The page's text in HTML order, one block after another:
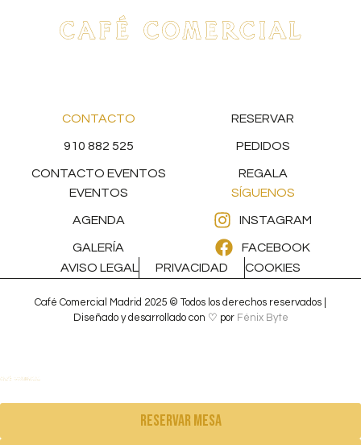
CONTACTO
910 882 525
CONTACTO EVENTOS
RESERVAR
PEDIDOS
REGALA
EVENTOS
AGENDA
GALERÍA
SÍGUENOS
INSTAGRAM
FACEBOOK
AVISO LEGAL
PRIVACIDAD COOKIES
Café Comercial Madrid 2025 © Todos los derechos reservados |
Diseñado y desarrollado con ♡ por Fénix Byte
Reservar mesa